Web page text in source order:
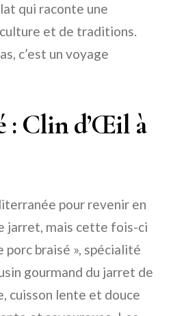
qui raconte une
et de traditions.
c’est un voyage
: Clin d’Œil à
pour revenir en
jarret, mais cette fois-ci
porc braisé », spécialité
gourmand du jarret de
cuisson lente et douce